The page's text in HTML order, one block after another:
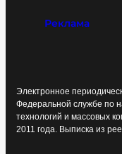
Реклама
Электронное
Федеральной службе по
технологий и массовых
2011 года. Выписка из